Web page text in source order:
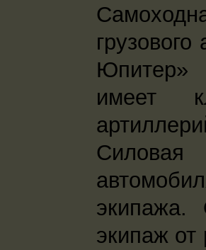
Юпитер»
имеет
Силовая
экипажа.
экипаж